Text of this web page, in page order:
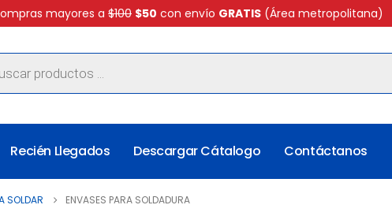
mayores a $100 $50 con envío GRATIS (Área metropolitana)
Recién Llegados Descargar Cátalogo Contáctanos
SOLDAR ENVASES PARA SOLDADURA